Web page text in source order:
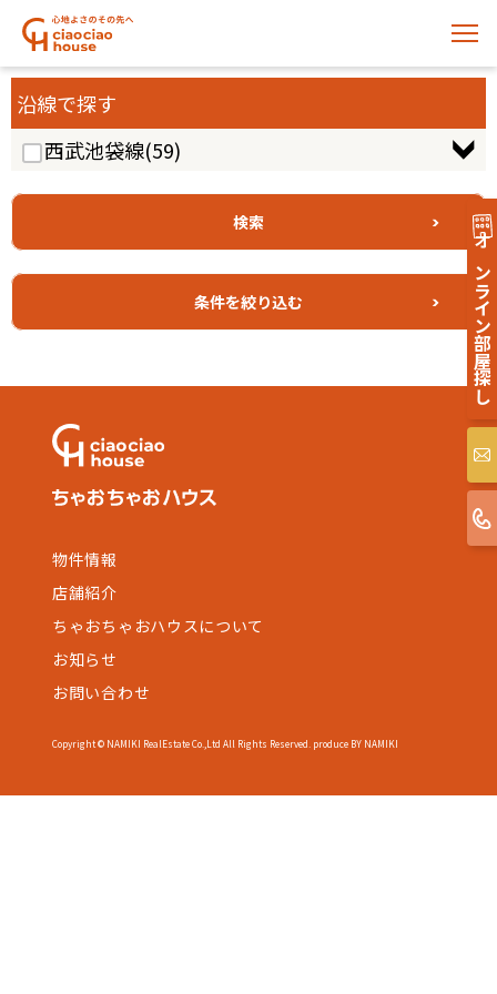
沿線で探す
西武池袋線(59)
オンライン部屋探し
物件情報
店舗紹介
ちゃおちゃおハウスについて
お知らせ
お問い合わせ
Copyright © NAMIKI RealEstate Co.,Ltd All Rights Reserved. produce BY NAMIKI